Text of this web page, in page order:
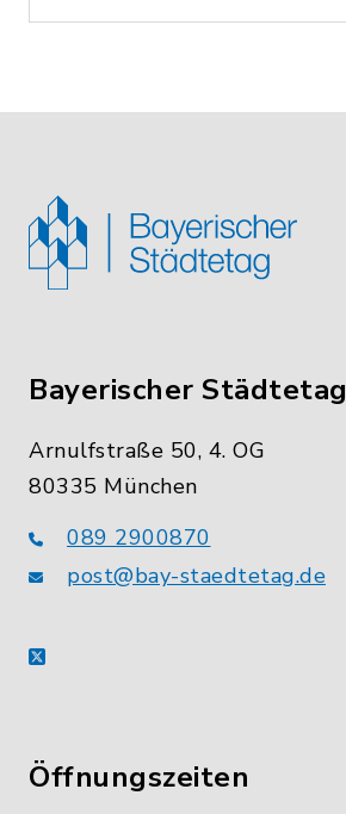
Bayerischer Städtetag
Arnulfstraße 50, 4. OG
80335 München
089 2900870
post@bay-staedtetag.de
X
Öffnungszeiten